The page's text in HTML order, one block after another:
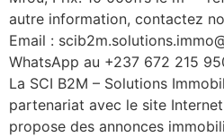
autre information, contactez
Email :
WhatsApp au +237 672 215
La SCI B2M – Solutions
partenariat avec le site
propose des annonces